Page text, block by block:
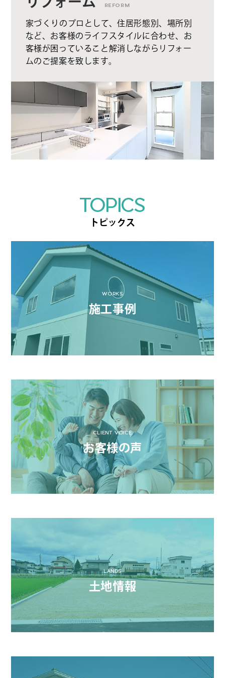
REFORM
家づくりのプロとして、住居形態別、場所別
など、お客様のライフスタイルに合わせ、お
客様が困っていること解消しながらリフォー
ムのご提案を致します。
TOPICS
トピックス
WORKS
施工事例
CLIENT VOICE
お客様の声
LANDS
土地情報